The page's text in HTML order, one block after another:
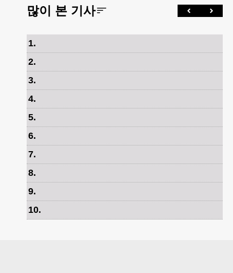
많이 본 기사
1.
2.
3.
4.
5.
6.
7.
8.
9.
10.